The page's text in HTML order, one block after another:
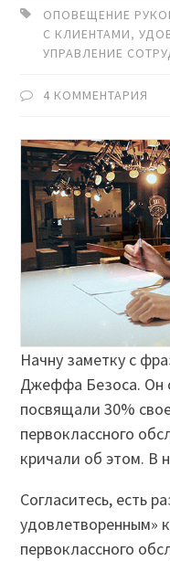
ОПОВЕЩЕНИЕ
С КЛИЕНТАМИ,
УПРАВЛЕНИЕ
4 КОММЕНТАРИЯ
Начну заметку с
Джеффа Безоса. Он
посвящали 30%
первоклассного
кричали об этом. В
Согласитесь, есть
удовлетворенным»
первоклассного